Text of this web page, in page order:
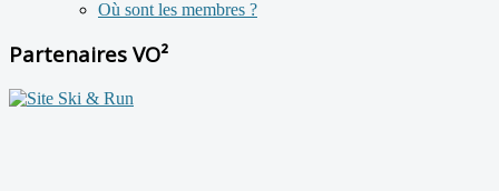
Où sont les membres ?
Partenaires VO²